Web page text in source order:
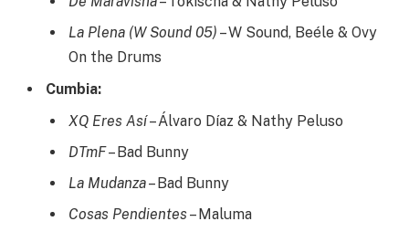
La Plena (W Sound 05) – W Sound, Beéle & Ovy
On the Drums
Cumbia:
XQ Eres Así– Álvaro Díaz & Nathy Peluso
DTmF– Bad Bunny
La Mudanza– Bad Bunny
Cosas Pendientes – Maluma